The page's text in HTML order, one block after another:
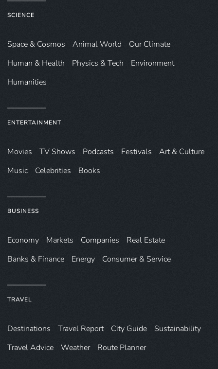
SCIENCE
Space & Cosmos Animal World
Our Climate
Human & Health
Physics & Tech
Environment
Humanities
ENTERTAINMENT
Movies TV Shows Podcasts Festivals
Art & Culture
Music
Celebrities Books
BUSINESS
Economy Markets Companies
Real Estate
Banks & Finance
Energy Consumer & Service
TRAVEL
Destinations Travel Report City Guide
Sustainability
Travel Advice
Weather Route Planner